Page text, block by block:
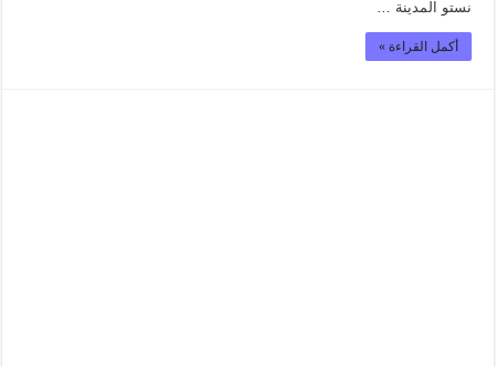
نستو المدينة …
أكمل القراءة »